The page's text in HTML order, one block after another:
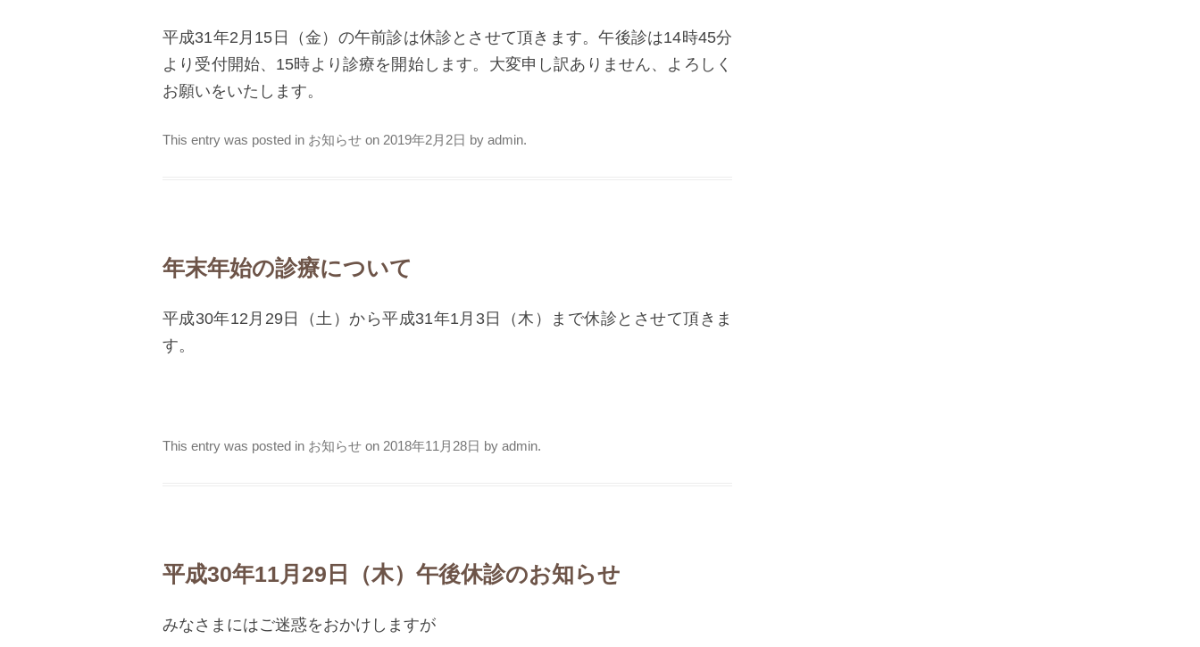
平成31年2月15日（金）の午前診は休診とさせて頂きます。午後診は14時45分
より受付開始、15時より診療を開始します。大変申し訳ありません、よろしく
お願いをいたします。
This entry was posted in お知らせ on 2019年2月2日 by admin.
年末年始の診療について
平成30年12月29日（土）から平成31年1月3日（木）まで休診とさせて頂きま
す。
This entry was posted in お知らせ on 2018年11月28日 by admin.
平成30年11月29日（木）午後休診のお知らせ
みなさまにはご迷惑をおかけしますが